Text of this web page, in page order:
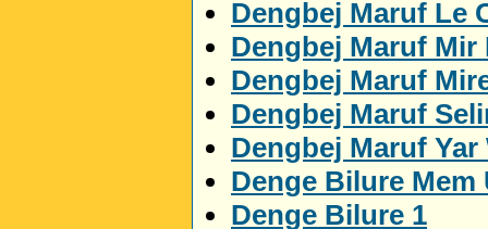
Dengbej Maruf Le
Dengbej Maruf Mir
Dengbej Maruf
Dengbej Maruf
Dengbej Maruf Yar
Denge Bilure Mem
Denge Bilure 1